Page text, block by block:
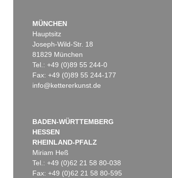
MÜNCHEN
Hauptsitz
Joseph-Wild-Str. 18
81829 München
Tel.: +49 (0)89 55 244-0
Fax: +49 (0)89 55 244-177
info@kettererkunst.de
BADEN-WÜRTTEMBERG
HESSEN
RHEINLAND-PFALZ
Miriam Heß
Tel.: +49 (0)62 21 58 80-038
Fax: +49 (0)62 21 58 80-595